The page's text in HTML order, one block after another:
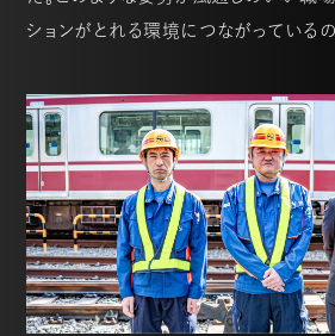
ションがとれる環境につながっているの